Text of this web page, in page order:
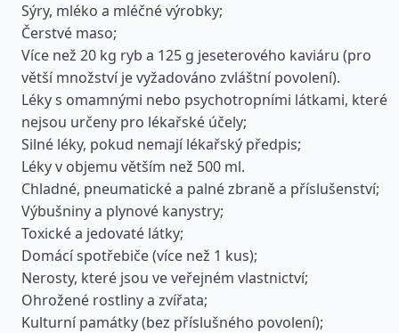
Sýry, mléko a mléčné výrobky;
Čerstvé maso;
Více než 20 kg ryb a 125 g jeseterového kaviáru (pro
větší množství je vyžadováno zvláštní povolení).
Léky s omamnými nebo psychotropními látkami, které
nejsou určeny pro lékařské účely;
Silné léky, pokud nemají lékařský předpis;
Léky v objemu větším než 500 ml.
Chladné, pneumatické a palné zbraně a příslušenství;
Výbušniny a plynové kanystry;
Toxické a jedovaté látky;
Domácí spotřebiče (více než 1 kus);
Nerosty, které jsou ve veřejném vlastnictví;
Ohrožené rostliny a zvířata;
Kulturní památky (bez příslušného povolení);